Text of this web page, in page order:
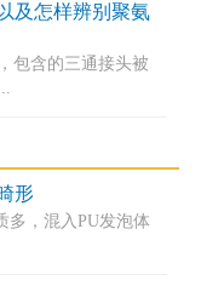
及怎样辨别聚氨
包含的三通接头被
形
多，混入PU发泡体